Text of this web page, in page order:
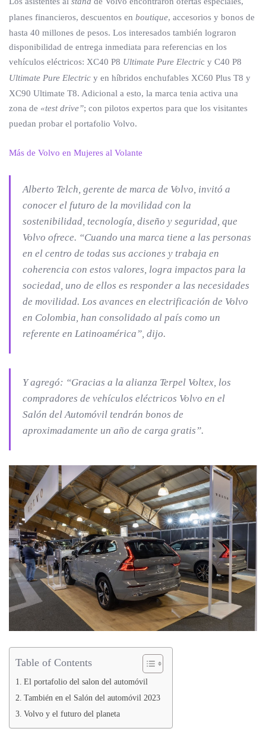
planes financieros, descuentos en boutique, accesorios y bonos de
hasta 40 millones de pesos. Los interesados también lograron
disponibilidad de entrega inmediata para referencias en los
vehículos eléctricos: XC40 P8 Ultimate Pure Electric y C40 P8
Ultimate Pure Electric y en híbridos enchufables XC60 Plus T8 y
XC90 Ultimate T8. Adicional a esto, la marca tenia activa una
zona de «test drive”; con pilotos expertos para que los visitantes
puedan probar el portafolio Volvo.
Más de Volvo en Mujeres al Volante
Alberto Telch, gerente de marca de Volvo, invitó a
conocer el futuro de la movilidad con la
sostenibilidad, tecnología, diseño y seguridad, que
Volvo ofrece. “Cuando una marca tiene a las personas
en el centro de todas sus acciones y trabaja en
coherencia con estos valores, logra impactos para la
sociedad, uno de ellos es responder a las necesidades
de movilidad. Los avances en electrificación de Volvo
en Colombia, han consolidado al país como un
referente en Latinoamérica”, dijo.
Y agregó: “Gracias a la alianza Terpel Voltex, los
compradores de vehículos eléctricos Volvo en el
Salón del Automóvil tendrán bonos de
aproximadamente un año de carga gratis”.
Table of Contents
El portafolio del salon del automóvil
También en el Salón del automóvil 2023
Volvo y el futuro del planeta